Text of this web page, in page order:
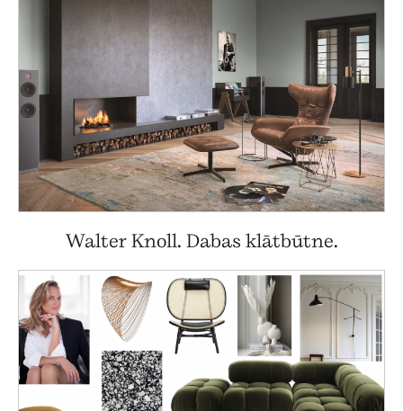
Walter Knoll. Dabas klātbūtne.